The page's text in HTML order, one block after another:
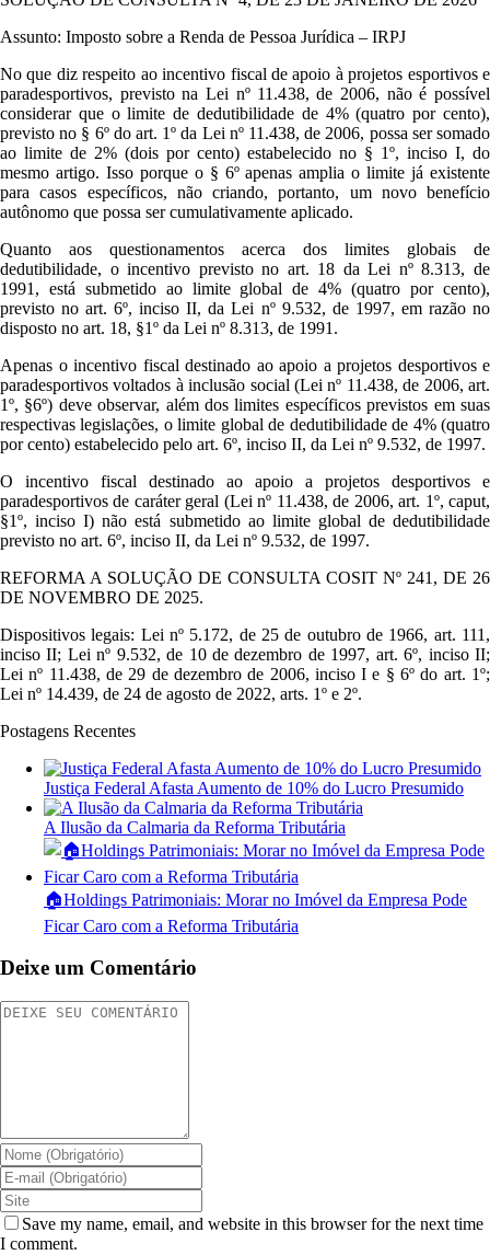
Assunto: Imposto sobre a Renda de Pessoa Jurídica – IRPJ
No que diz respeito ao incentivo fiscal de apoio à projetos esportivos e
paradesportivos, previsto na Lei nº 11.438, de 2006, não é possível
considerar que o limite de dedutibilidade de 4% (quatro por cento),
previsto no § 6º do art. 1º da Lei nº 11.438, de 2006, possa ser somado
ao limite de 2% (dois por cento) estabelecido no § 1º, inciso I, do
mesmo artigo. Isso porque o § 6º apenas amplia o limite já existente
para casos específicos, não criando, portanto, um novo benefício
autônomo que possa ser cumulativamente aplicado.
Quanto aos questionamentos acerca dos limites globais de
dedutibilidade, o incentivo previsto no art. 18 da Lei nº 8.313, de
1991, está submetido ao limite global de 4% (quatro por cento),
previsto no art. 6º, inciso II, da Lei nº 9.532, de 1997, em razão no
disposto no art. 18, §1º da Lei nº 8.313, de 1991.
Apenas o incentivo fiscal destinado ao apoio a projetos desportivos e
paradesportivos voltados à inclusão social (Lei nº 11.438, de 2006, art.
1º, §6º) deve observar, além dos limites específicos previstos em suas
respectivas legislações, o limite global de dedutibilidade de 4% (quatro
por cento) estabelecido pelo art. 6º, inciso II, da Lei nº 9.532, de 1997.
O incentivo fiscal destinado ao apoio a projetos desportivos e
paradesportivos de caráter geral (Lei nº 11.438, de 2006, art. 1º, caput,
§1º, inciso I) não está submetido ao limite global de dedutibilidade
previsto no art. 6º, inciso II, da Lei nº 9.532, de 1997.
REFORMA A SOLUÇÃO DE CONSULTA COSIT Nº 241, DE 26
DE NOVEMBRO DE 2025.
Dispositivos legais: Lei nº 5.172, de 25 de outubro de 1966, art. 111,
inciso II; Lei nº 9.532, de 10 de dezembro de 1997, art. 6º, inciso II;
Lei nº 11.438, de 29 de dezembro de 2006, inciso I e § 6º do art. 1º;
Lei nº 14.439, de 24 de agosto de 2022, arts. 1º e 2º.
Postagens Recentes
Justiça Federal Afasta Aumento de 10% do Lucro Presumido
A Ilusão da Calmaria da Reforma Tributária
🏠Holdings Patrimoniais: Morar no Imóvel da Empresa Pode
Ficar Caro com a Reforma Tributária
Deixe um Comentário
Save my name, email, and website in this browser for the next time
I comment.